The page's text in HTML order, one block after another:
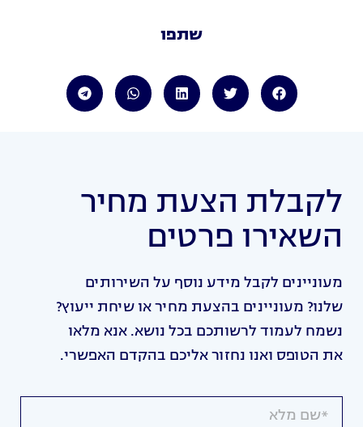
שתפו
לקבלת הצעת מחיר
השאירו פרטים
מעוניינים לקבל מידע נוסף על השירותים
שלנו? מעוניינים בהצעת מחיר או שיחת ייעוץ?
נשמח לעמוד לרשותכם בכל נושא. אנא מלאו
את הטופס ואנו נחזור אליכם בהקדם האפשרי.